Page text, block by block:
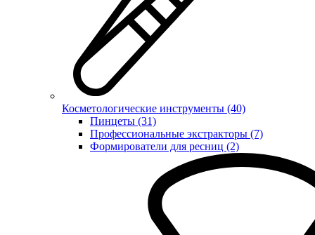
Косметологические инструменты (40)
Пинцеты (31)
Профессиональные экстракторы (7)
Формирователи для ресниц (2)